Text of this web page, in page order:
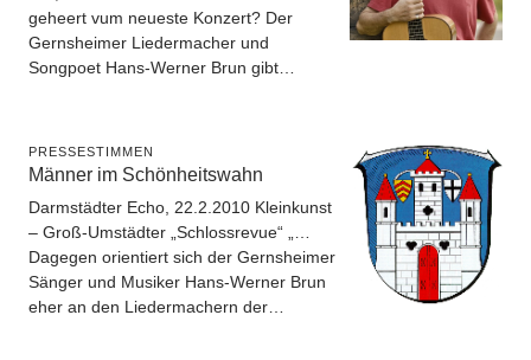
geheert vum neueste Konzert? Der
Gernsheimer Liedermacher und
Songpoet Hans-Werner Brun gibt…
PRESSESTIMMEN
Männer im Schönheitswahn
Darmstädter Echo, 22.2.2010 Kleinkunst
– Groß-Umstädter „Schlossrevue“ „…
Dagegen orientiert sich der Gernsheimer
Sänger und Musiker Hans-Werner Brun
eher an den Liedermachern der…